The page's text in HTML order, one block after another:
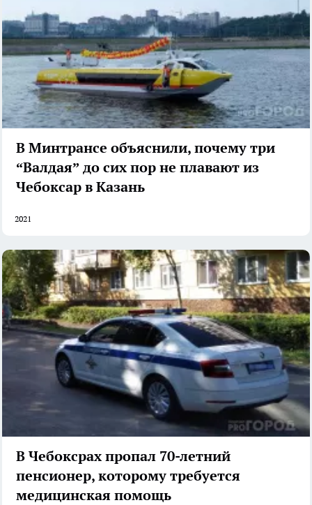
В Минтрансе объяснили, почему три
“Валдая” до сих пор не плавают из
Чебоксар в Казань
2021
В Чебоксрах пропал 70-летний
пенсионер, которому требуется
медицинская помощь